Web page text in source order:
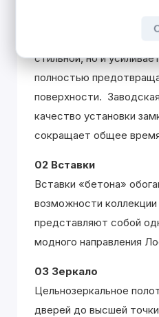
Алюминиевая кромка
стильной, но и
полностью
поверхности.
качество установки
сокращает общее
02 Вставки
Вставки «бетона»
возможности
представляют собой
модного направления
03 Зеркало
Цельнозеркальное
дверей до высшей